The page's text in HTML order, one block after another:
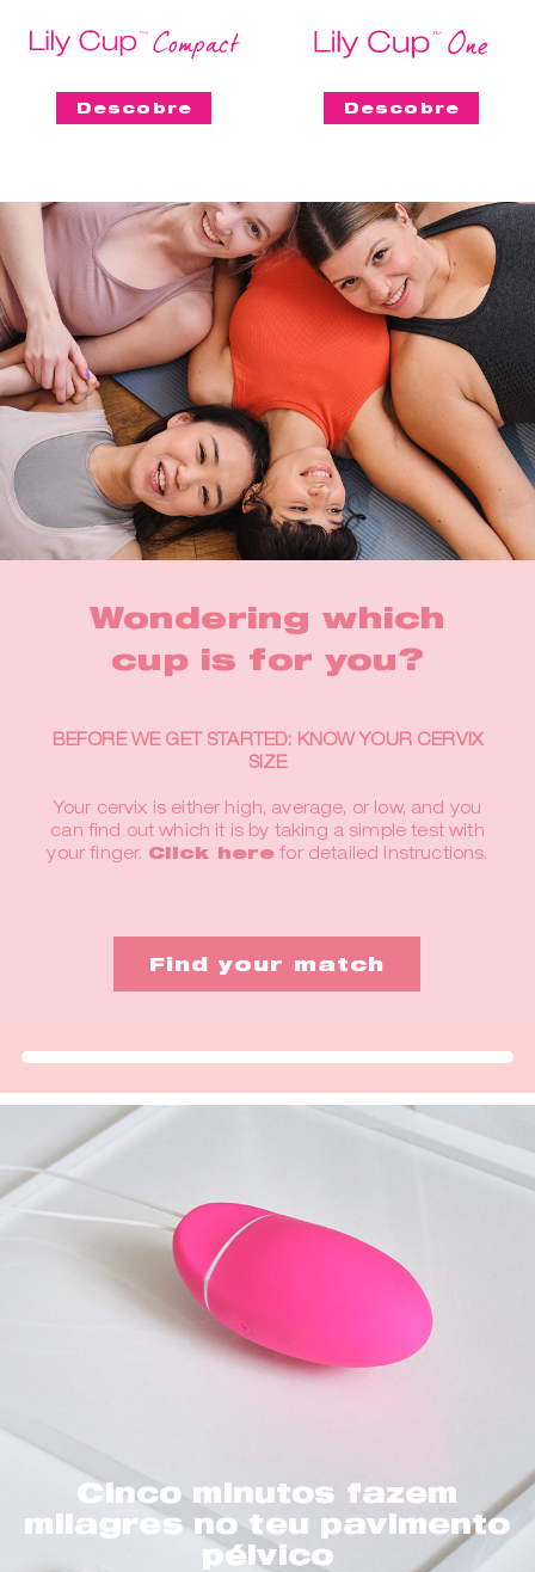
Descobre Descobre
Wondering which
cup is for you?
BEFORE WE GET STARTED: KNOW YOUR CERVIX
SIZE
Your cervix is either high, average, or low, and you
can find out which it is by taking a simple test with
your finger. Click here for detailed instructions.
Cinco minutos fazem
milagres no teu pavimento
pélvico